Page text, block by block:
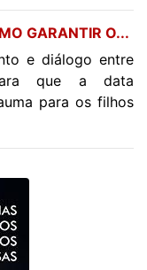
GARANTIR O...
e diálogo entre
que a data
para os filhos